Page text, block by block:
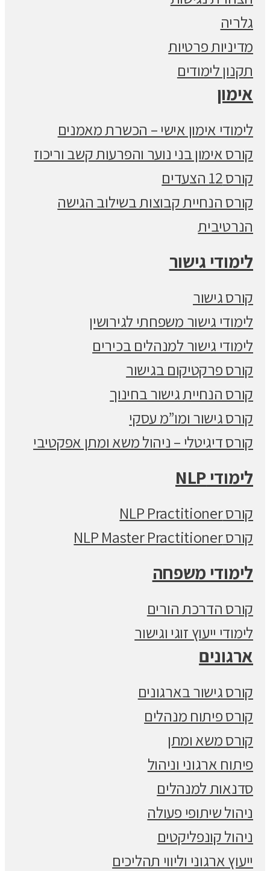
גלריה
מדיניות פרטיות
תקנון לימודים
אימון
לימודי אימון אישי – הכשרת מאמנים
קורס אימון בני נוער והפרעות קשב וריכוז
קורס 12 הצעדים
קורס הנחיית קבוצות בשילוב הגישה
הנרטיבית
לימודי גישור
קורס גישור
לימודי גישור משפחתי לגירושין
לימודי גישור למנהלים בכירים
קורס פרקטיקום בגישור
קורס הנחיית גישור בחינוך
קורס גישור ומו”מ עסקי
קורס דיגיטלי – ניהול משא ומתן אפקטיבי
לימודי NLP
קורס NLP Practitioner
קורס NLP Master Practitioner
לימודי משפחה
קורס הדרכת הורים
לימודי ייעוץ זוגי וגישור
ארגונים
קורס גישור בארגונים
קורס פיתוח מנהלים
קורס משא ומתן
פיתוח ארגוני וניהול
סדנאות למנהלים
ניהול שיתופי פעולה
ניהול קונפליקטים
ייעוץ ארגוני וליווי תהליכים